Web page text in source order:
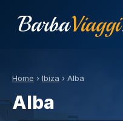
BarbaViaggi
Home › Ibiza › Alba
Alba